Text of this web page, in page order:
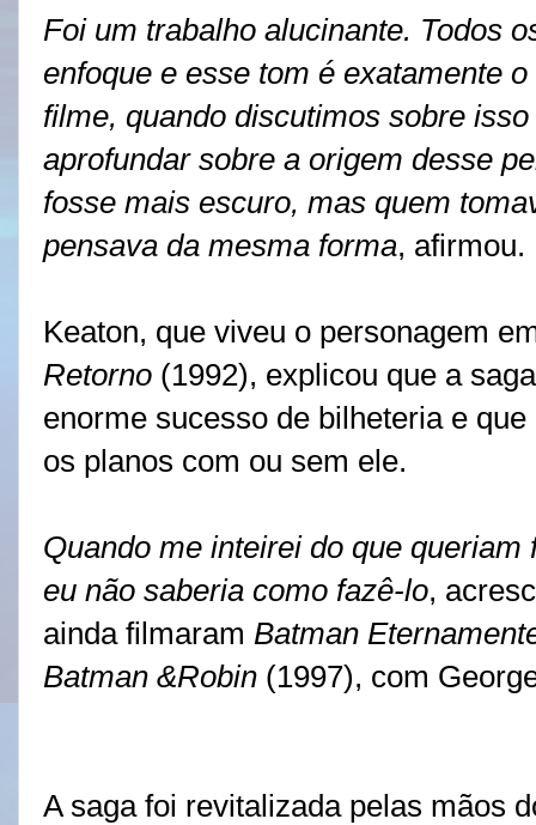
Foi um trabalho alucinante. Todos
enfoque e esse tom é exatamente
filme, quando discutimos sobre
aprofundar sobre a origem desse
fosse mais escuro, mas quem
pensava da mesma forma, afirmou.
Keaton, que viveu o personagem
Retorno (1992), explicou que a
enorme sucesso de bilheteria e
os planos com ou sem ele.
Quando me inteirei do que
eu não saberia como fazê-lo,
ainda filmaram Batman
Batman &Robin (1997), com
A saga foi revitalizada pelas mãos